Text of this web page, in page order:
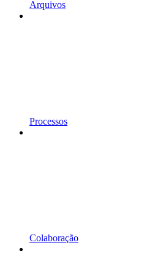
Arquivos
Processos
Colaboração